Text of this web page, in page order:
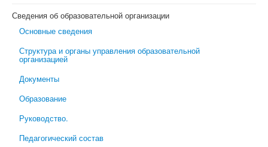
Новости
Электронный журнал
Родительский всеобуч
Обратная связь
Сведения об образовательной организации
Основные сведения
Структура и органы управления образовательной
организацией
Документы
Образование
Руководство.
Педагогический состав